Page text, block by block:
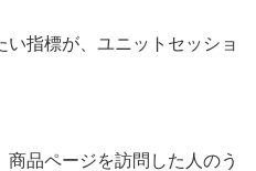
指標が、ユニットセッショ
品ページを訪問した人のう